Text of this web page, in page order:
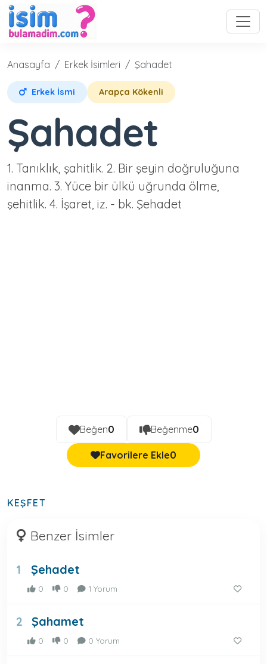
Anasayfa Erkek İsimleri Şahadet
Erkek İsmi Arapça Kökenli
Şahadet
1. Tanıklık, şahitlik. 2. Bir şeyin doğruluğuna
inanma. 3. Yüce bir ülkü uğrunda ölme,
şehitlik. 4. İşaret, iz. - bk. Şehadet
Beğen0 Beğenme0
Favorilere Ekle0
KEŞFET
Benzer İsimler
1 Şehadet
0 0 1 Yorum
2 Şahamet
0 0 0 Yorum